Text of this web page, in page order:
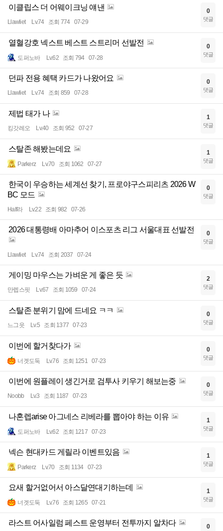
이클립스 더 어웨이크닝 얘낸
Llawliet Lv.74 조회 774 07-29
0
댓글
열혈강호 넥스트 베스트 스트리머 선발전
도퍼노바 Lv.62 조회 794 07-28
0
댓글
던파 전용 혜택 카드가 나왔어요
Llawliet Lv.74 조회 859 07-28
0
댓글
제법 태가 나
킹갓레오 Lv.40 조회 952 07-27
1
댓글
스탈존 해봤는데요
Parkerz Lv.70 조회 1062 07-27
1
댓글
한국이 우승하는 세계선 찾기, 프로야구스피리츠 2026 W
BC 모드
Half라 Lv.22 조회 982 07-26
0
댓글
2026 대통령배 아마추어 이스포츠 리그 서울대표 선발전
Llawliet Lv.74 조회 2037 07-24
0
댓글
게이밍 마우스는 가벼운 게 좋은 듯
만렙스핏 Lv.67 조회 1059 07-24
2
댓글
스탈존 분위기 맘에 드네요 ㅋㅋ
느그읏 Lv.5 조회 1377 07-23
0
댓글
이번에 할거찾다가
너겟도둑 Lv.76 조회 1251 07-23
0
댓글
이번에 원플레이 생긴거로 검투사 키우기 해보는중
Noobb Lv.3 조회 1187 07-23
0
댓글
나혼렙arise 아그네스 리베라를 뽑아야 하는 이유
도퍼노바 Lv.62 조회 1217 07-23
1
댓글
넥슨 현대카드 게릴라 이벤트있음
Parkerz Lv.70 조회 1134 07-23
1
댓글
요새 할거없어서 아스달연대기하는데
너겟도둑 Lv.76 조회 1265 07-21
1
댓글
라스트 어사일럼 페스트 운영부터 전투까지 알차다 0